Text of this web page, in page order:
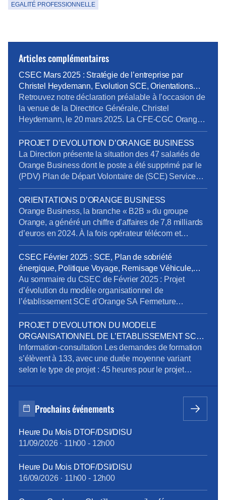
EGALITÉ PROFESSIONNELLE
Articles complémentaires
CSEC Mars 2025 : Stratégie de l’entreprise par
Christel Heydemann, Evolution SCE, Orientations
Orange Business
Retrouvez notre déclaration préalable à l’occasion de
la venue de la Directrice Générale, Christel
Heydemann, le 20 mars 2025. La CFE-CGC Orange
l’a interpellée sur plusieurs sujets issus de l’enquête
de la Commission Nationale de Prévention et de
Sécurité (CNPS) : La situation de RPS et un suicide
reconnu en accident du travail La dégradation […]
PROJET D’EVOLUTION D’ORANGE BUSINESS
La Direction présente la situation des 47 salariés de
Orange Business dont le poste a été supprimé par le
(PDV) Plan de Départ Volontaire de (SCE) Services
de Communication Entreprise) sans qu’ils aient été
volontaires. Rappelons en effet que la Direction s’était
engagée à retrouver des postes pour tous les salariés
impactés. Au 20 mars […]
ORIENTATIONS D’ORANGE BUSINESS
Orange Business, la branche « B2B » du groupe
Orange, a généré un chiffre d’affaires de 7,8 milliards
d’euros en 2024. À la fois opérateur télécom et
intégrateur numérique, elle sert une clientèle
mondiale via trois canaux : Entreprises France,
Grands Clients France et International. Ses services
se répartissent en trois segments : Télécom, Digital et
Intégration. […]
CSEC Février 2025 : SCE, Plan de sobriété
énergique, Politique Voyage, Remisage Véhicule,
Addictions
Au sommaire du CSEC de Février 2025 : Projet
d’évolution du modèle organisationnel de
l’établissement SCE d’Orange SA Fermeture
exceptionnelle de certains sites tertiaires dans le
cadre du plan de sobriété énergétique Mandatement
de la CPRPPST : Politique Voyage, Remisage
Véhicule, Situation de la prévention de l’addiction au
sein du groupe Orange Pour télécharger le […]
PROJET D’EVOLUTION DU MODELE
ORGANISATIONNEL DE L’ETABLISSEMENT SCE
D’ORANGE SA
Information-consultation Les demandes de formation
s’élèvent à 133, avec une durée moyenne variant
selon le type de projet : 45 heures pour le projet
présentiel ont été organisés pour aider les volontaires
à développer leurs compétences, avec des
Prochains événements
Heure Du Mois DTOF/DSI/DISU
11/09/2026· 11h00 - 12h00
Heure Du Mois DTOF/DSI/DISU
16/09/2026· 11h00 - 12h00